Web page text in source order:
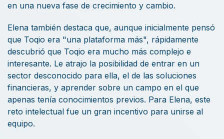
en una nueva fase de crecimiento y cambio.
Elena también destaca que, aunque inicialmente pensó
que Toqio era "una plataforma más", rápidamente
descubrió que Toqio era mucho más complejo e
interesante. Le atrajo la posibilidad de entrar en un
sector desconocido para ella, el de las soluciones
financieras, y aprender sobre un campo en el que
apenas tenía conocimientos previos. Para Elena, este
reto intelectual fue un gran incentivo para unirse al
equipo.